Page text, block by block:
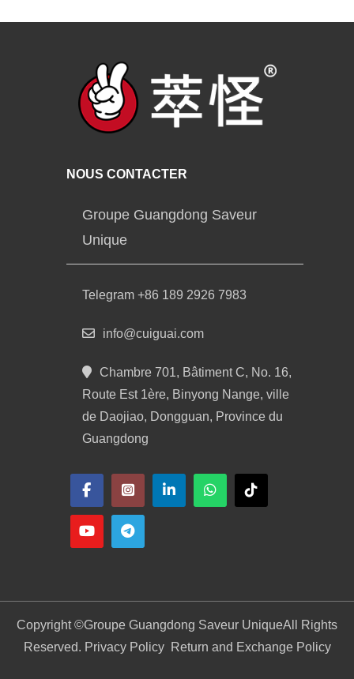
NOUS CONTACTER
Groupe Guangdong Saveur
Unique
Telegram +86 189 2926 7983
info@cuiguai.com
Chambre 701, Bâtiment C, No. 16,
Route Est 1ère, Binyong Nange, ville
de Daojiao, Dongguan, Province du
Guangdong
Copyright ©Groupe Guangdong Saveur UniqueAll Rights
Reserved. Privacy Policy
Return and Exchange Policy